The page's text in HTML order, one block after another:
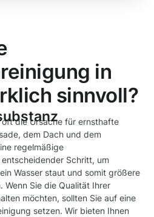
in
sinnvoll?
die Ursache für ernsthafte
dem Dach und dem
regelmäßige
Schritt, um
Wasser staut und somit größere
Wenn Sie die Qualität Ihrer
möchten, sollten Sie auf eine
setzen. Wir bieten Ihnen